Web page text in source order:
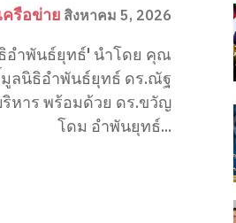
ครือข่าย สิงหาคม 5, 2026
ลนิธิอำพันธ์ยุทธ์ ดร.ณัฐ
หาร พร้อมด้วย ดร.ขวัญ
โดม อำพันยุทธ์...